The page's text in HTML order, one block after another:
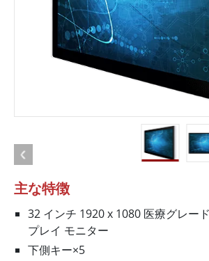
主な特徴
32 インチ 1920 x 1080 医療グレー
プレイ モニター
下側キー×5